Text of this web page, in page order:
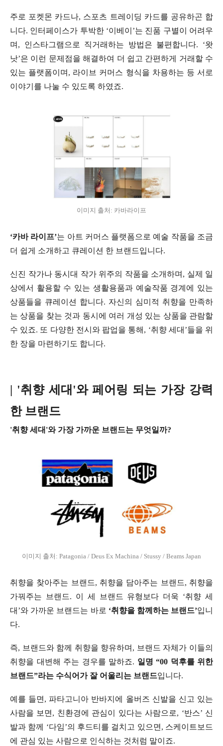
주로 포켓몬 카드나, 스포츠 트레이딩 카드를 공유하곤 합
니다. 인터페이스가 투박한 ‘이베이’는 진품 구별이 어려우
며, 인스타그램으로 직거래하는 방법은 불편합니다. ‘왓
낫’은 이런 문제점을 해결하여 더 쉽고 간편하게 거래할 수
있는 플랫폼이며, 라이브 커머스 형식을 차용하는 등 서로
이야기를 나눌 수 있도록 하였죠.
이미지 출처: 카바라이프
‘카바 라이프’는 아트 커머스 플랫폼으로 예술 작품을 조금
더 쉽게 소개하고 큐레이션 한 브랜드입니다.
신진 작가나 동시대 작가 위주의 작품을 소개하며, 실제 일
상에서 활용할 수 있는 생활용품과 예술작품 경계에 있는
상품들을 큐레이션 합니다. 자신의 심미적 취향을 만족하
는 상품을 찾는 것과 동시에 여러 개성 있는 상품을 관람할
수 있죠. 또 다양한 전시와 팝업을 통해, ‘취향 세대’들을 위
한 장을 마련하기도 합니다.
| '취향 세대'와 페어링 되는 가장 강력
한 브랜드
'취향 세대'와 가장 가까운 브랜드는 무엇일까?
이미지 출처: Patagonia / Deus Ex Machina / Stussy / Beams Japan
취향을 찾아주는 브랜드, 취향을 담아주는 브랜드, 취향을
가꿔주는 브랜드. 이 세 브랜드 유형보다 더욱 ‘취향 세
대’와 가까운 브랜드는 바로 ‘취향을 함께하는 브랜드’입니
다.
즉, 브랜드와 함께 취향을 향유하며, 브랜드 자체가 이들의
취향을 대변해 주는 경우를 말하죠. 일명 “00 덕후를 위한
브랜드”라는 수식어가 잘 어울리는 브랜드입니다.
예를 들면, 파타고니아 반바지에 올버즈 신발을 신고 있는
사람을 보면, 친환경에 관심이 있다는 사람으로, ‘반스’ 신
발과 함께 ‘다임’의 후드티를 걸치고 있으면, 스케이트보드
에 관심 있는 사람으로 인식하는 것처럼 말이죠.